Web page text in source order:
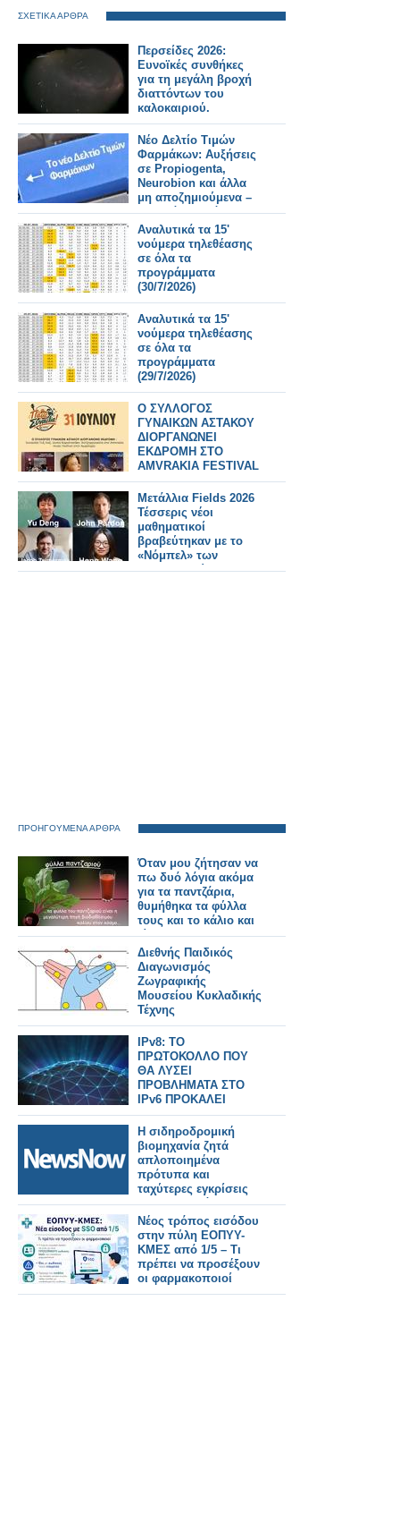
ΣΧΕΤΙΚΑ ΑΡΘΡΑ
Περσείδες 2026:
Ευνοϊκές συνθήκες
για τη μεγάλη βροχή
διαττόντων του
καλοκαιριού.
Νέο Δελτίο Τιμών
Φαρμάκων: Αυξήσεις
σε Propiogenta,
Neurobion και άλλα
μη αποζημιούμενα –
Τι αλλάζει από
31/7/2026
Αναλυτικά τα 15'
νούμερα τηλεθέασης
σε όλα τα
προγράμματα
(30/7/2026)
Αναλυτικά τα 15'
νούμερα τηλεθέασης
σε όλα τα
προγράμματα
(29/7/2026)
Ο ΣΥΛΛΟΓΟΣ
ΓΥΝΑΙΚΩΝ ΑΣΤΑΚΟΥ
ΔΙΟΡΓΑΝΩΝΕΙ
ΕΚΔΡΟΜΗ ΣΤΟ
AMVRAKIA FESTIVAL
ΣΤΙΣ 31/7/2026 ΣΤΗ
ΣΥΝΑΥΛΙΑ
ΧΑΤΖΗΦΡΑΓΚΕΤΑ
ΚΑΡΑΠΑΤΑΚΗ ΠΥΞ
ΛΑΞ
Μετάλλια Fields 2026
Τέσσερις νέοι
μαθηματικοί
βραβεύτηκαν με το
«Νόμπελ» των
Μαθηματικών
ΠΡΟΗΓΟΥΜΕΝΑ ΑΡΘΡΑ
Όταν μου ζήτησαν να
πω δυό λόγια ακόμα
για τα παντζάρια,
θυμήθηκα τα φύλλα
τους και το κάλιο και
είπα…
Διεθνής Παιδικός
Διαγωνισμός
Ζωγραφικής
Μουσείου Κυκλαδικής
Τέχνης
IPv8: ΤΟ
ΠΡΩΤΟΚΟΛΛΟ ΠΟΥ
ΘΑ ΛΥΣΕΙ
ΠΡΟΒΛΗΜΑΤΑ ΣΤΟ
IPv6 ΠΡΟΚΑΛΕΙ
ΑΝΤΙΔΡΑΣΕΙΣ
Η σιδηροδρομική
βιομηχανία ζητά
απλοποιημένα
πρότυπα και
ταχύτερες εγκρίσεις
για την επιτάχυνση
της ανάπτυξης του
ERTMS και την
επίτευξη των στόχων
του ΔΕΔ-Μ σε όλη την
Ευρώπη.
Νέος τρόπος εισόδου
στην πύλη ΕΟΠΥΥ-
ΚΜΕΣ από 1/5 – Τι
πρέπει να προσέξουν
οι φαρμακοποιοί